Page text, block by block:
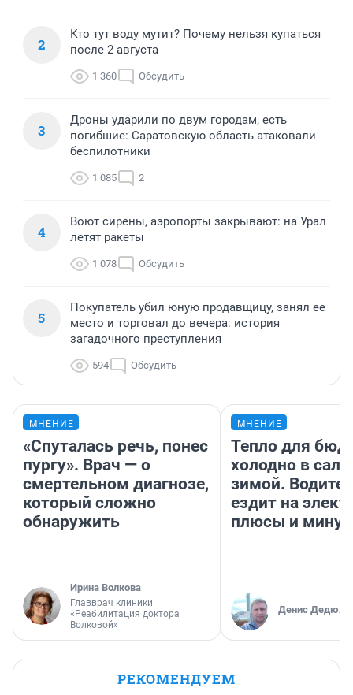
2
Кто тут воду мутит? Почему нельзя купаться
после 2 августа
1 360 Обсудить
3
Дроны ударили по двум городам, есть
погибшие: Саратовскую область атаковали
беспилотники
1 085 2
4
Воют сирены, аэропорты закрывают: на Урал
летят ракеты
1 078 Обсудить
5
Покупатель убил юную продавщицу, занял ее
место и торговал до вечера: история
загадочного преступления
594 Обсудить
МНЕНИЕ
«Спуталась речь, понес
пургу». Врач — о
смертельном диагнозе,
который сложно
обнаружить
Ирина Волкова
Главврач клиники
«Реабилитация доктора
Волковой»
МНЕНИЕ
Тепло для
холодно в
зимой.
ездит на
плюсы и
Денис
РЕКОМЕНДУЕМ